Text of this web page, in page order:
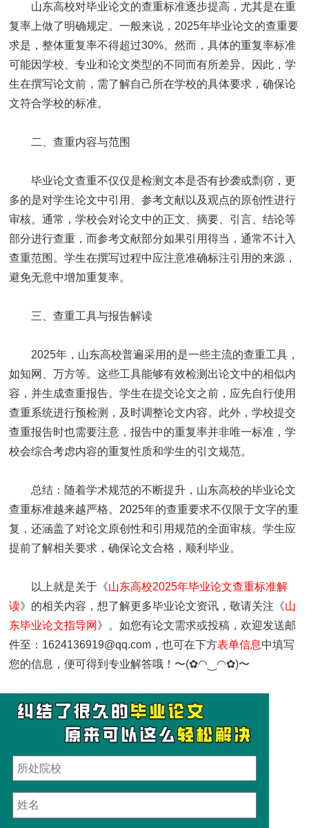
山东高校对毕业论文的查重标准逐步提高，尤其是在重
复率上做了明确规定。一般来说，2025年毕业论文的查重要
求是，整体重复率不得超过30%。然而，具体的重复率标准
可能因学校、专业和论文类型的不同而有所差异。因此，学
生在撰写论文前，需了解自己所在学校的具体要求，确保论
文符合学校的标准。
二、查重内容与范围
毕业论文查重不仅仅是检测文本是否有抄袭或剽窃，更
多的是对学生论文中引用、参考文献以及观点的原创性进行
审核。通常，学校会对论文中的正文、摘要、引言、结论等
部分进行查重，而参考文献部分如果引用得当，通常不计入
查重范围。学生在撰写过程中应注意准确标注引用的来源，
避免无意中增加重复率。
三、查重工具与报告解读
2025年，山东高校普遍采用的是一些主流的查重工具，
如知网、万方等。这些工具能够有效检测出论文中的相似内
容，并生成查重报告。学生在提交论文之前，应先自行使用
查重系统进行预检测，及时调整论文内容。此外，学校提交
查重报告时也需要注意，报告中的重复率并非唯一标准，学
校会综合考虑内容的重复性质和学生的引文规范。
总结：随着学术规范的不断提升，山东高校的毕业论文
查重标准越来越严格。2025年的查重要求不仅限于文字的重
复，还涵盖了对论文原创性和引用规范的全面审核。学生应
提前了解相关要求，确保论文合格，顺利毕业。
以上就是关于《山东高校2025年毕业论文查重标准解
读》的相关内容，想了解更多毕业论文资讯，敬请关注《山
东毕业论文指导网 》。如您有论文需求或投稿，欢迎发送邮
件至：1624136919@qq.com，也可在下方表单信息中填写
您的信息，便可得到专业解答哦！〜(✿◠‿◠✿)〜